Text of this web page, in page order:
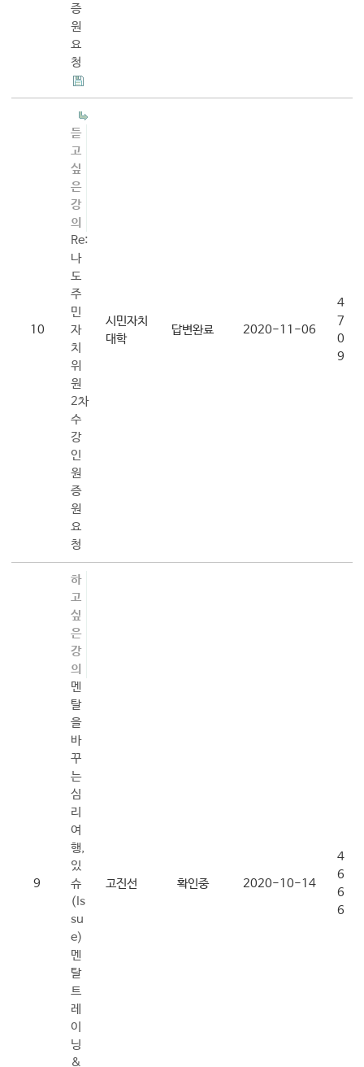
증
원
요
청
10
듣
고
싶
은
강
의
Re:
나
도
주
민
자
치
위
원
2차
수
강
인
원
증
원
요
청
시민자치
대학
답변완료 2020-11-06
4
7
0
9
9
하
고
싶
은
강
의
멘
탈
을
바
꾸
는
심
리
여
행,
있
슈
(Is
su
e)
멘
탈
트
레
이
닝
&
고진선 확인중 2020-10-14
4
6
6
6